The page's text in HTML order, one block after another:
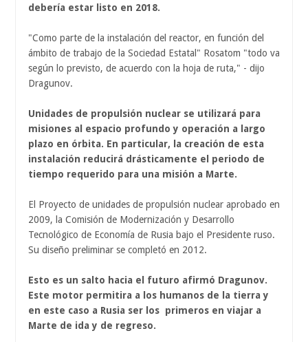
debería estar listo en 2018.
"Como parte de la instalación del reactor, en función del
ámbito de trabajo de la Sociedad Estatal" Rosatom "todo va
según lo previsto, de acuerdo con la hoja de ruta," - dijo
Dragunov.
Unidades de propulsión nuclear se utilizará para
misiones al espacio profundo y operación a largo
plazo en órbita. En particular, la creación de esta
instalación reducirá drásticamente el periodo de
tiempo requerido para una misión a Marte.
El Proyecto de unidades de propulsión nuclear aprobado en
2009, la Comisión de Modernización y Desarrollo
Tecnológico de Economía de Rusia bajo el Presidente ruso.
Su diseño preliminar se completó en 2012.
Esto es un salto hacia el futuro afirmó Dragunov.
Este motor permitira a los humanos de la tierra y
en este caso a Rusia ser los primeros en viajar a
Marte de ida y de regreso.